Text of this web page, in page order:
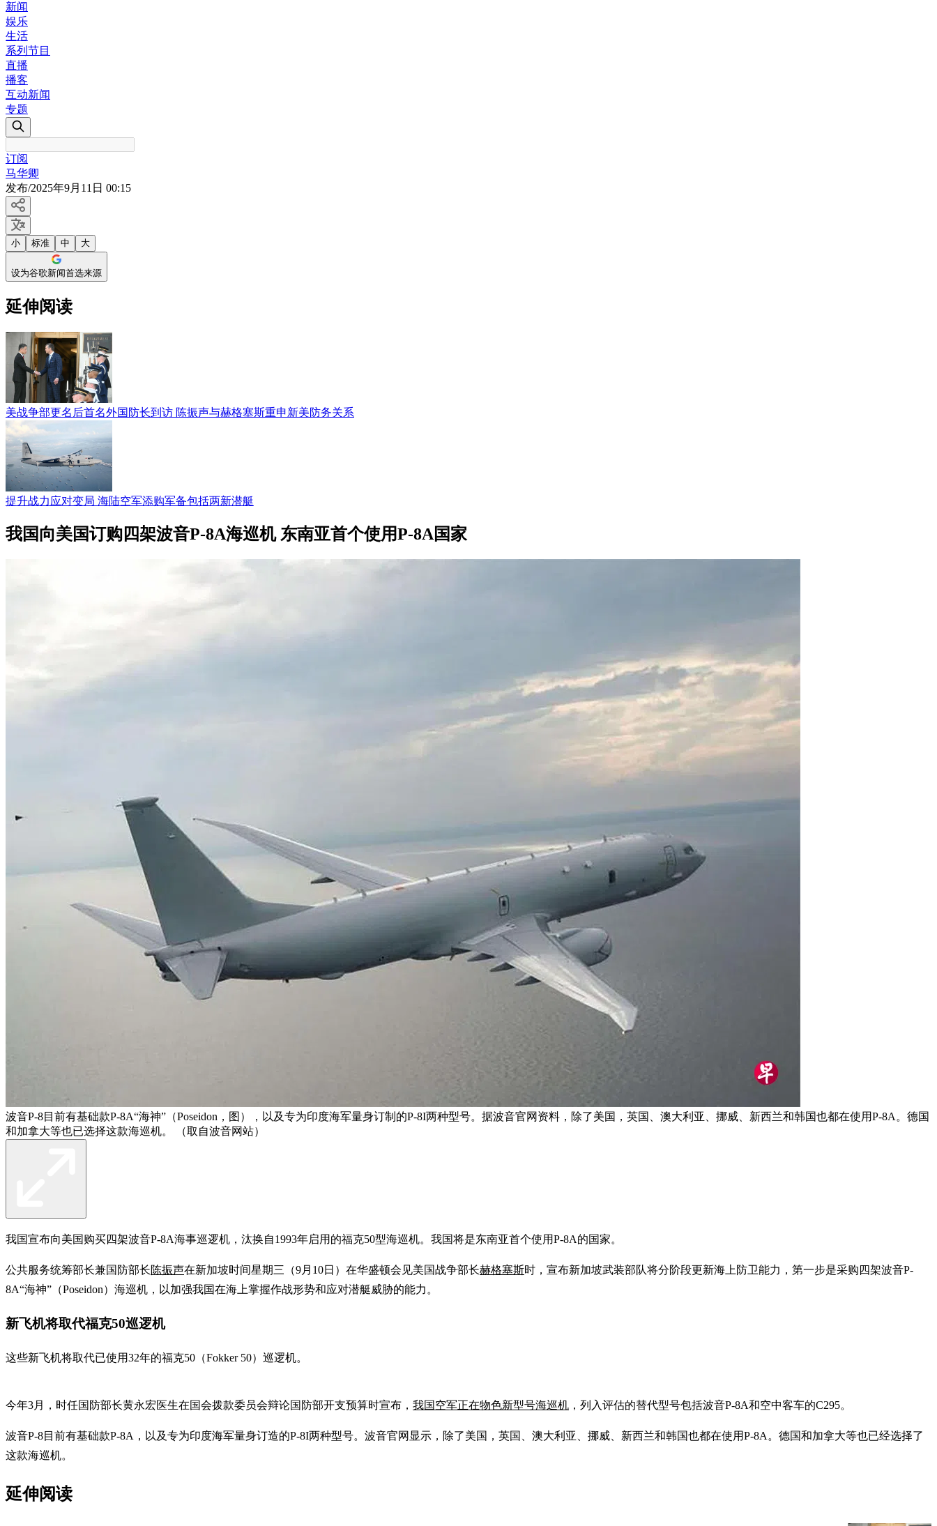
新闻
娱乐
生活
系列节目
直播
播客
互动新闻
专题
订阅
马华卿
发布/2025年9月11日 00:15
小 标准 中 大
设为谷歌新闻首选来源
延伸阅读
美战争部更名后首名外国防长到访 陈振声与赫格塞斯重申新美防务关系
提升战力应对变局 海陆空军添购军备包括两新潜艇
我国向美国订购四架波音P-8A海巡机 东南亚首个使用P-8A国家
波音P-8目前有基础款P-8A“海神”（Poseidon，图），以及专为印度海军量身订制的P-8I两种型号。据波音官网资料，除了美国，英国、澳大利亚、挪威、新西兰和韩国也都在使用P-8A。德国
和加拿大等也已选择这款海巡机。 （取自波音网站）
我国宣布向美国购买四架波音P-8A海事巡逻机，汰换自1993年启用的福克50型海巡机。我国将是东南亚首个使用P-8A的国家。
公共服务统筹部长兼国防部长陈振声在新加坡时间星期三（9月10日）在华盛顿会见美国战争部长赫格塞斯时，宣布新加坡武装部队将分阶段更新海上防卫能力，第一步是采购四架波音P-
8A“海神”（Poseidon）海巡机，以加强我国在海上掌握作战形势和应对潜艇威胁的能力。
新飞机将取代福克50巡逻机
这些新飞机将取代已使用32年的福克50（Fokker 50）巡逻机。
今年3月，时任国防部长黄永宏医生在国会拨款委员会辩论国防部开支预算时宣布， 我国空军正在物色新型号海巡机 ，列入评估的替代型号包括波音P-8A和空中客车的C295。
波音P-8目前有基础款P-8A，以及专为印度海军量身订造的P-8I两种型号。波音官网显示，除了美国，英国、澳大利亚、挪威、新西兰和韩国也都在使用P-8A。德国和加拿大等也已经选择了
这款海巡机。
延伸阅读